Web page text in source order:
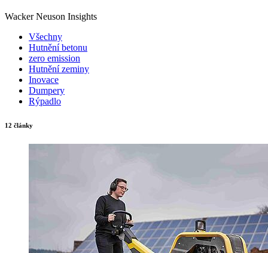
Wacker Neuson Insights
Všechny
Hutnění betonu
zero emission
Hutnění zeminy
Inovace
Dumpery
Rýpadlo
12 články